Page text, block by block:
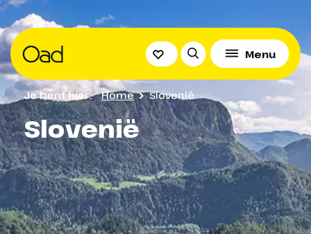
Menu
Slovenië
Je bent hier: Home Slovenië